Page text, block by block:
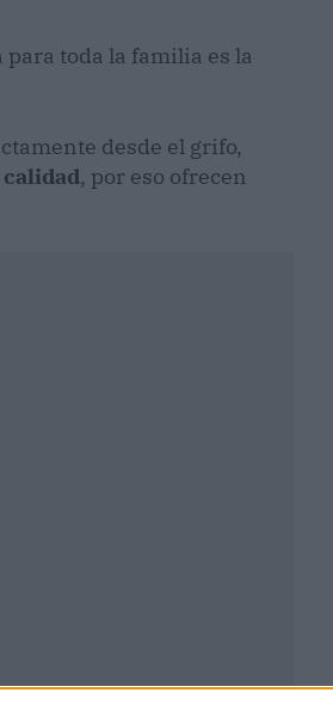
toda la familia es la
desde el grifo,
, por eso ofrecen